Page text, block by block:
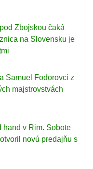
Zbojskou čaká
na Slovensku je
Samuel Fodorovci z
majstrovstvách
hand v Rim. Sobote
novú predajňu s